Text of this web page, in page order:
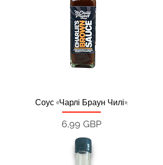
Соус «Чарлі Браун Чилі».
Ціна
6,99 GBP